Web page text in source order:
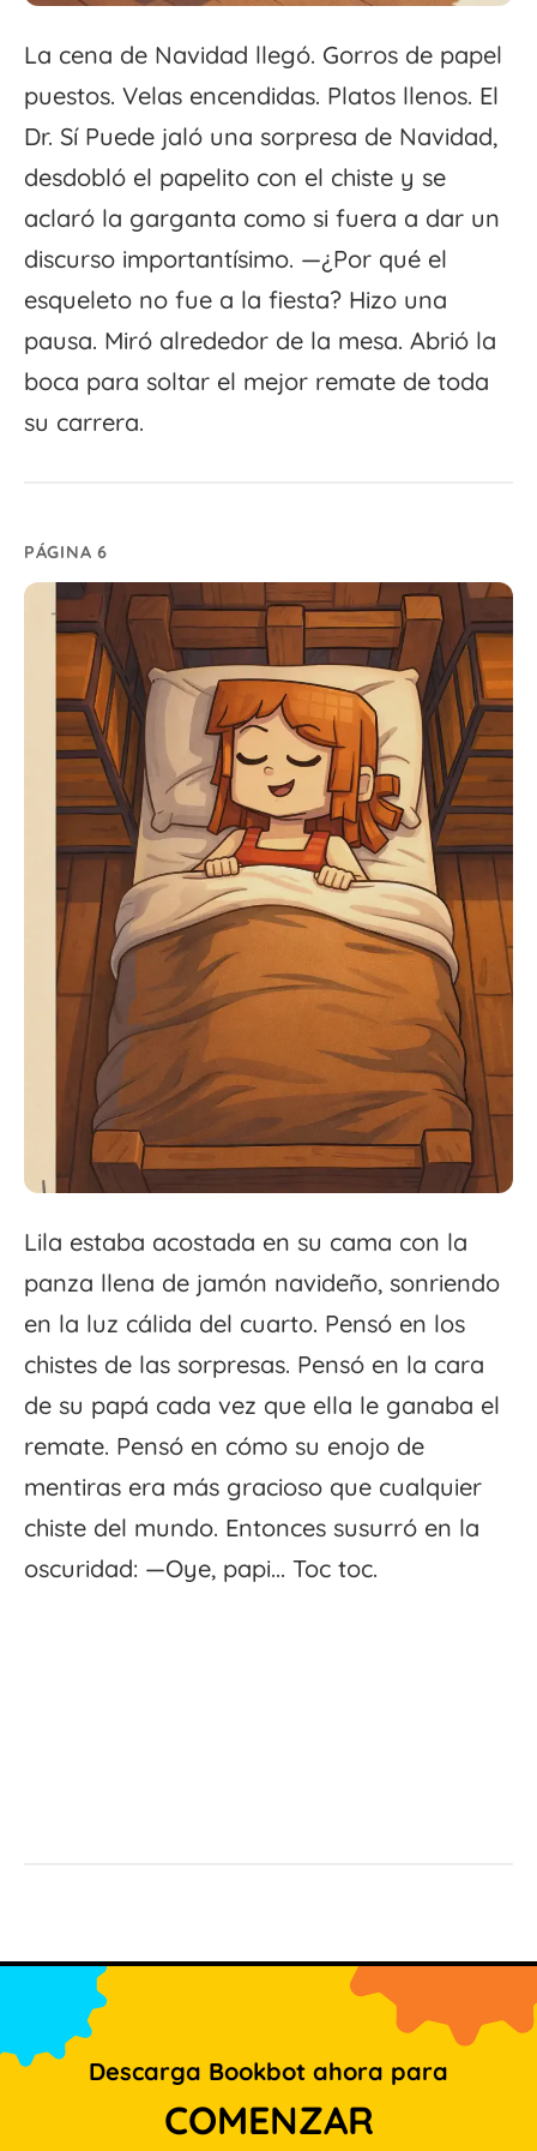
La cena de Navidad llegó. Gorros de papel
puestos. Velas encendidas. Platos llenos. El
Dr. Sí Puede jaló una sorpresa de Navidad,
desdobló el papelito con el chiste y se
aclaró la garganta como si fuera a dar un
discurso importantísimo. —¿Por qué el
esqueleto no fue a la fiesta? Hizo una
pausa. Miró alrededor de la mesa. Abrió la
boca para soltar el mejor remate de toda
su carrera.
PÁGINA 6
Lila estaba acostada en su cama con la
panza llena de jamón navideño, sonriendo
en la luz cálida del cuarto. Pensó en los
chistes de las sorpresas. Pensó en la cara
de su papá cada vez que ella le ganaba el
remate. Pensó en cómo su enojo de
mentiras era más gracioso que cualquier
chiste del mundo. Entonces susurró en la
oscuridad: —Oye, papi... Toc toc.
Descarga Bookbot ahora para
COMENZAR